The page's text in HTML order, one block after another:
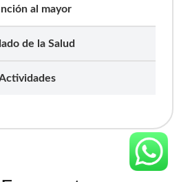
al mayor
de la Salud
familiares o sin recursos
de calidad, además las
de dependencia y
enfermedad.
a su comunidad de
el envejecimiento, el
la autonomía personal
socioculturales y